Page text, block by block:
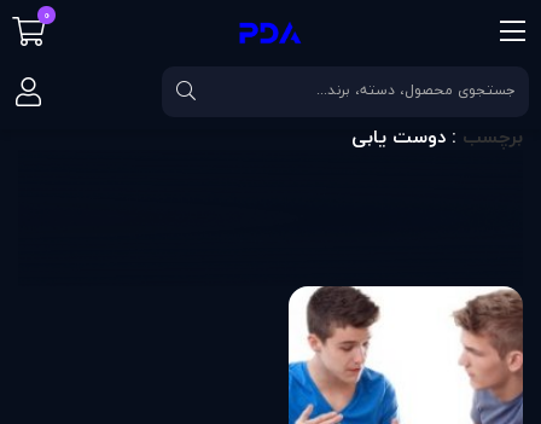
صفحه اصلی برچسب دوست یابی
برچسب : دوست یابی
0